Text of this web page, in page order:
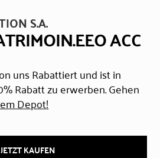
S.A.
ACC
uns Rabattiert und ist in
Rabatt zu erwerben. Gehen
Depot!
JETZT KAUFEN